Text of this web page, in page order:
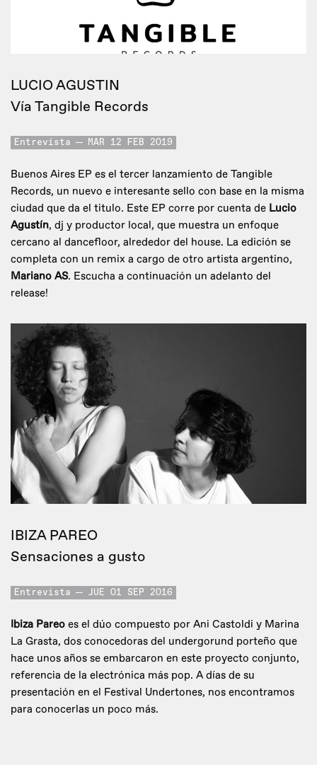
LUCIO AGUSTIN
Vía Tangible Records
Entrevista MAR 12 FEB 2019
Buenos Aires EP es el tercer lanzamiento de Tangible
Records, un nuevo e interesante sello con base en la misma
ciudad que da el titulo. Este EP corre por cuenta de Lucio
Agustín, dj y productor local, que muestra un enfoque
cercano al dancefloor, alrededor del house. La edición se
completa con un remix a cargo de otro artista argentino,
Mariano AS. Escucha a continuación un adelanto del
release!
IBIZA PAREO
Sensaciones a gusto
Entrevista JUE 01 SEP 2016
Ibiza Pareo es el dúo compuesto por Ani Castoldi y Marina
La Grasta, dos conocedoras del undergorund porteño que
hace unos años se embarcaron en este proyecto conjunto,
referencia de la electrónica más pop. A días de su
presentación en el Festival Undertones, nos encontramos
para conocerlas un poco más.